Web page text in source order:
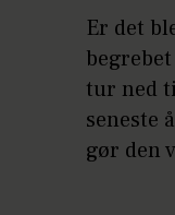
Er det
tur ned
seneste
gør den